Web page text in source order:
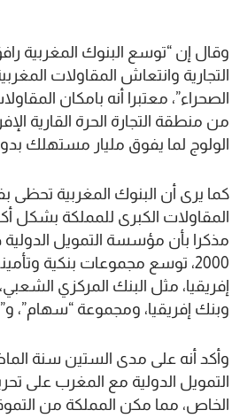
وقال إن “توسع البنوك المغربية
التجارية وانتعاش المقاولات
الصحراء”، معتبرا أنه بامكان
من منطقة التجارة الحرة القارية
الولوج لما يفوق مليار مستهلك
كما يرى أن البنوك المغربية
المقاولات الكبرى للمملكة بشكل
مذكرا بأن مؤسسة التمويل
2000، توسع مجموعات بنكية
إفريقيا، مثل البنك المركزي
وبنك إفريقيا، ومجموعة “سهام”،
وأكد أنه على مدى الستين سنة
التمويل الدولية مع المغرب على
الخاص، مما مكن المملكة من